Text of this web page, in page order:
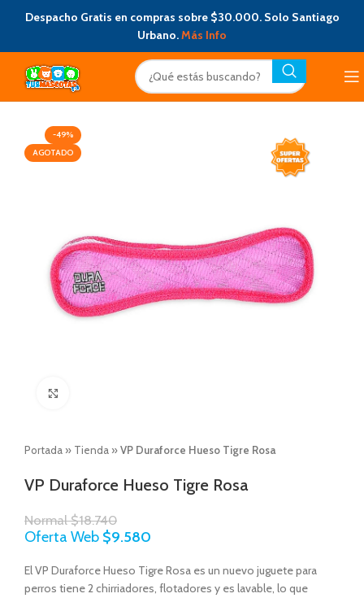
Despacho Gratis en compras sobre $30.000. Solo Santiago
Urbano.Más Info
-49%
AGOTADO
Portada » Tienda »VP Duraforce Hueso Tigre Rosa
VP Duraforce Hueso Tigre Rosa
Normal$18.740
Oferta Web $9.580
El VP Duraforce Hueso Tigre Rosa es un nuevo juguete para
perros tiene 2 chirriadores, flotadores y es lavable, lo que